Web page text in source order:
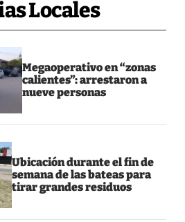
Locales
Megaoperativo en “zonas
calientes”: arrestaron a
nueve personas
Ubicación durante el fin de
semana de las bateas para
tirar grandes residuos